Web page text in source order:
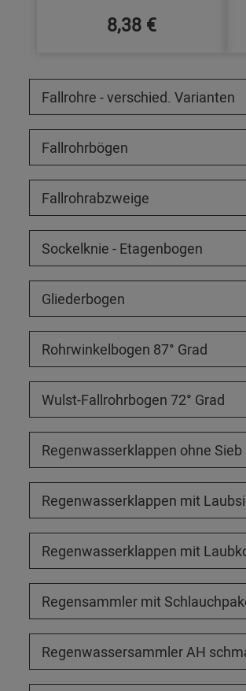
8,38 €
Fallrohre - verschied. Varianten
Fallrohrbögen
Fallrohrabzweige
Sockelknie - Etagenbogen
Gliederbogen
Rohrwinkelbogen 87° Grad
Wulst-Fallrohrbogen 72° Grad
Regenwasserklappen ohne Sieb
Regenwasserklappen mit
Regenwasserklappen mit
Regensammler mit
Regenwassersammler AH